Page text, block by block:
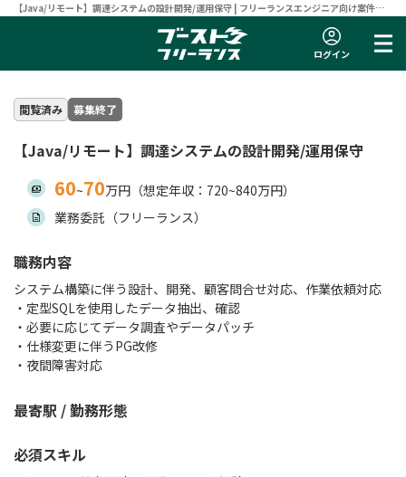
【Java/リモート】調達システムの設計開発/運用保守 | フリーランスエンジニア向け案件サ
ログイン
閲覧済み 募集終了
【Java/リモート】調達システムの設計開発/運用保守
60~70万円（想定年収：720~840万円）
業務委託（フリーランス）
職務内容
システム構築に伴う設計、開発、顧客問合せ対応、作業依頼対応
・定型SQLを使用したデータ抽出、確認
・必要に応じてデータ調査やデータパッチ
・仕様変更に伴うPG改修
・夜間障害対応
最寄駅 / 勤務形態
必須スキル